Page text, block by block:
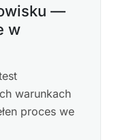
—
w
warunkach
proces we